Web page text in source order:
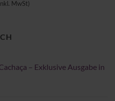
MwSt)
– Exklusive Ausgabe in